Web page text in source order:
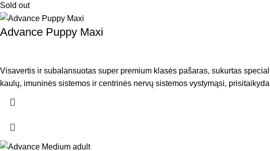
Sold out
Advance Puppy Maxi
Visavertis ir subalansuotas super premium klasės pašaras, sukurtas
kaulų, imuninės sistemos ir centrinės nervų sistemos vystymąsi,